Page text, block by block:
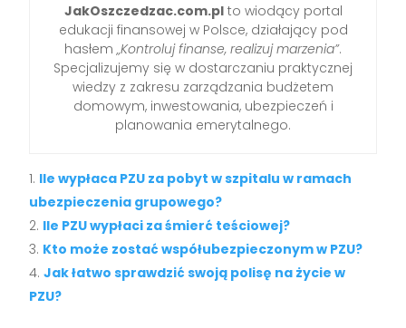
JakOszczedzac.com.plto wiodący portal
edukacji finansowej w Polsce, działający pod
hasłem „Kontroluj finanse, realizuj marzenia”.
Specjalizujemy się w dostarczaniu praktycznej
wiedzy z zakresu zarządzania budżetem
domowym, inwestowania, ubezpieczeń i
planowania emerytalnego.
Ile wypłaca PZU za pobyt w szpitalu w ramach
ubezpieczenia grupowego?
Ile PZU wypłaci za śmierć teściowej?
Kto może zostać współubezpieczonym w PZU?
Jak łatwo sprawdzić swoją polisę na życie w
PZU?